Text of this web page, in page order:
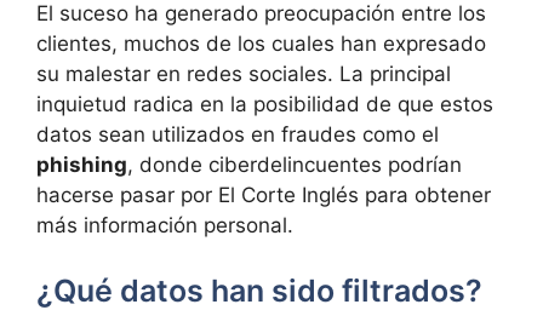
El suceso ha generado preocupación entre los
clientes, muchos de los cuales han expresado
su malestar en redes sociales. La principal
inquietud radica en la posibilidad de que estos
datos sean utilizados en fraudes como el
phishing, donde ciberdelincuentes podrían
hacerse pasar por El Corte Inglés para obtener
más información personal.
¿Qué datos han sido filtrados?